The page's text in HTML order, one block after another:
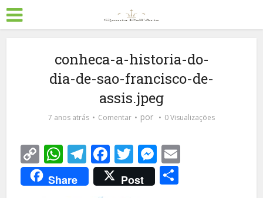
conheca-a-historia-do-
dia-de-sao-francisco-de-
assis.jpeg
7 anos atrás Comentar por 0 Visualizações
Copy
Link
WhatsApp
Telegram
Facebook
TwitterMessenger
Share Post